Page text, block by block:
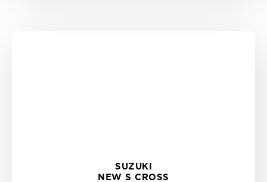
SUZUKI
NEW S CROSS